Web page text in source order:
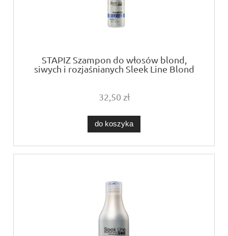
STAPIZ Szampon do włosów blond,
siwych i rozjaśnianych Sleek Line Blond
32,50 zł
do koszyka